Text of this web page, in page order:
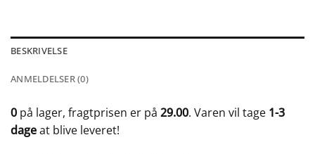
BESKRIVELSE
ANMELDELSER (0)
0 på lager, fragtprisen er på 29.00. Varen vil tage 1-3
dageat blive leveret!